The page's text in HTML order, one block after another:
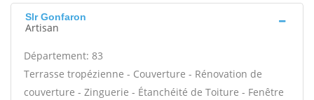
Slr Gonfaron
Artisan
Département: 83
Terrasse tropézienne - Couverture - Rénovation de
couverture - Zinguerie - Étanchéité de Toiture - Fenêtre